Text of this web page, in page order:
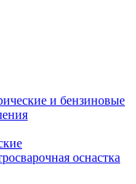
и бензиновые
оснастка